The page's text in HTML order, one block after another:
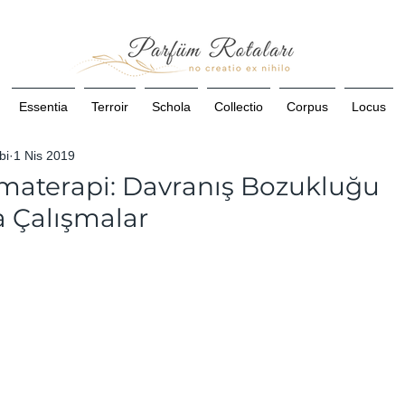
Essentia Terroir Schola Collectio Corpus Locus
Davranış Bozukluğu
1 Nis 2019